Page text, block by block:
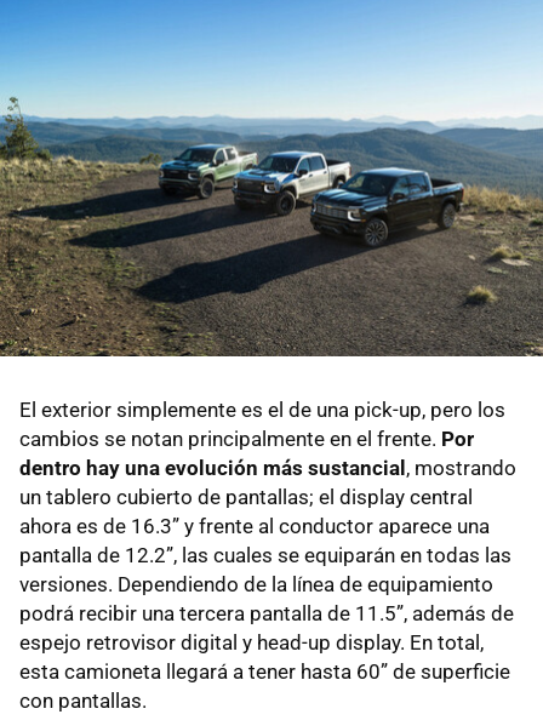
El exterior simplemente es el de una pick-up, pero los
cambios se notan principalmente en el frente. Por
dentro hay una evolución más sustancial , mostrando
un tablero cubierto de pantallas; el display central
ahora es de 16.3” y frente al conductor aparece una
pantalla de 12.2”, las cuales se equiparán en todas las
versiones. Dependiendo de la línea de equipamiento
podrá recibir una tercera pantalla de 11.5”, además de
espejo retrovisor digital y head-up display. En total,
esta camioneta llegará a tener hasta 60” de superficie
con pantallas.